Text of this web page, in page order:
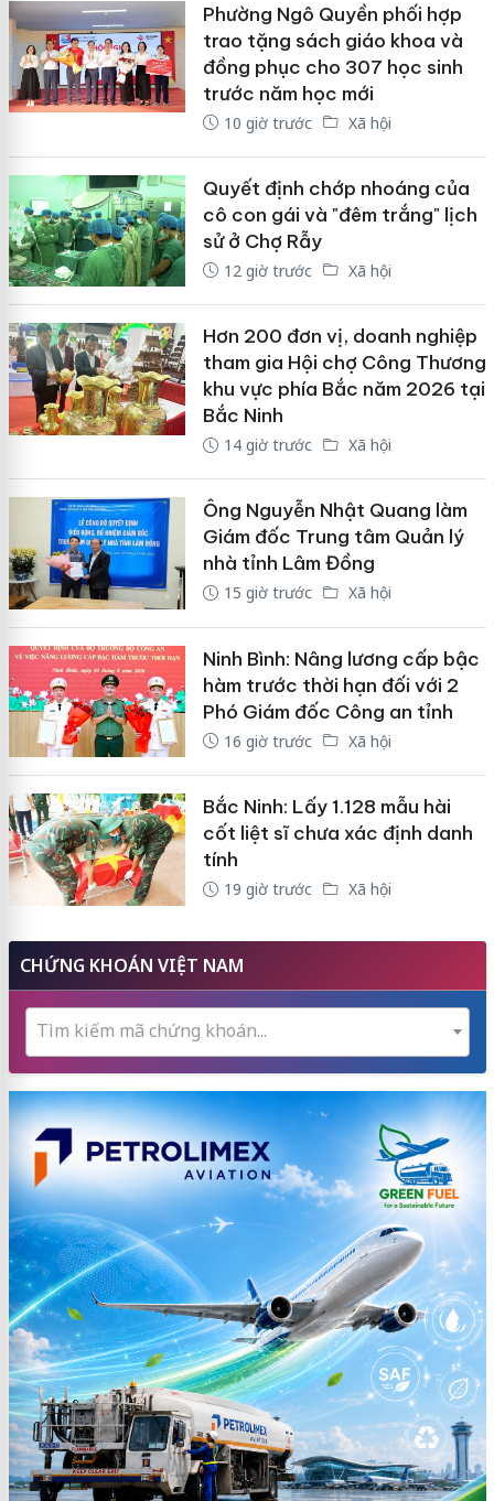
Phường Ngô Quyền phối hợp
trao tặng sách giáo khoa và
đồng phục cho 307 học sinh
trước năm học mới
10 giờ trước Xã hội
Quyết định chớp nhoáng của
cô con gái và "đêm trắng" lịch
sử ở Chợ Rẫy
12 giờ trước Xã hội
Hơn 200 đơn vị, doanh nghiệp
tham gia Hội chợ Công Thương
khu vực phía Bắc năm 2026 tại
Bắc Ninh
14 giờ trước Xã hội
Ông Nguyễn Nhật Quang làm
Giám đốc Trung tâm Quản lý
nhà tỉnh Lâm Đồng
15 giờ trước Xã hội
Ninh Bình: Nâng lương cấp bậc
hàm trước thời hạn đối với 2
Phó Giám đốc Công an tỉnh
16 giờ trước Xã hội
Bắc Ninh: Lấy 1.128 mẫu hài
cốt liệt sĩ chưa xác định danh
tính
19 giờ trước Xã hội
CHỨNG KHOÁN VIỆT NAM
Tìm kiếm mã chứng khoán...